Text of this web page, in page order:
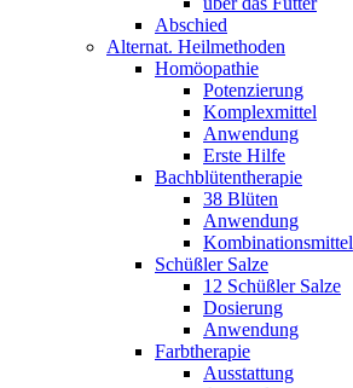
Abschied
Alternat. Heilmethoden
Homöopathie
Potenzierung
Komplexmittel
Anwendung
Erste Hilfe
Bachblütentherapie
38 Blüten
Anwendung
Kombinationsmittel
Schüßler Salze
12 Schüßler Salze
Dosierung
Anwendung
Farbtherapie
Ausstattung